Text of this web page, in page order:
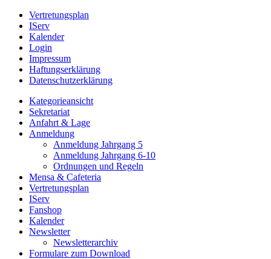
Vertretungsplan
IServ
Kalender
Login
Impressum
Haftungserklärung
Datenschutzerklärung
Kategorieansicht
Sekretariat
Anfahrt & Lage
Anmeldung
Anmeldung Jahrgang 5
Anmeldung Jahrgang 6-10
Ordnungen und Regeln
Mensa & Cafeteria
Vertretungsplan
IServ
Fanshop
Kalender
Newsletter
Newsletterarchiv
Formulare zum Download